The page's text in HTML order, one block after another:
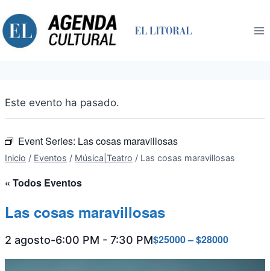
al
contenido
Este evento ha pasado.
Event Series: Las cosas maravillosas
Inicio / Eventos / Música|Teatro / Las cosas maravillosas
« Todos Eventos
Las cosas maravillosas
2 agosto-6:00 PM - 7:30 PM$25000 – $28000